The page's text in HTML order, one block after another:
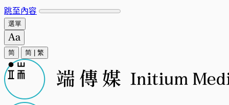
跳至內容
選單
简 简 繁